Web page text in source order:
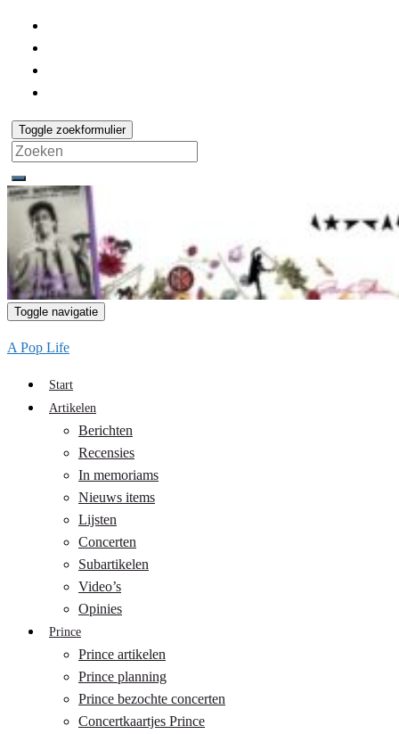
Toggle zoekformulier
Search
for:
Toggle navigatie
A Pop Life
Start
Artikelen
Berichten
Recensies
In memoriams
Nieuws items
Lijsten
Concerten
Subartikelen
Video’s
Opinies
Prince
Prince artikelen
Prince planning
Prince bezochte concerten
Concertkaartjes Prince